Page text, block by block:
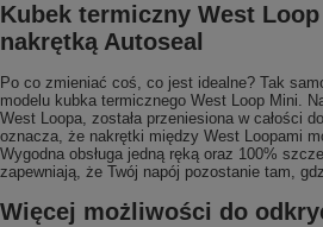
Kubek termiczny West
nakrętką Autoseal
Po co zmieniać coś, co jest idealne? Tak
modelu kubka termicznego West Loop Mini.
West Loopa, została przeniesiona w całości
oznacza, że nakrętki między West Loopami
Wygodna obsługa jedną ręką oraz 100%
zapewniają, że Twój napój pozostanie tam,
Więcej możliwości do